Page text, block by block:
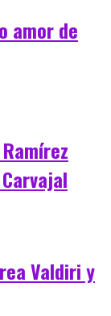
amor de
Valdiri y